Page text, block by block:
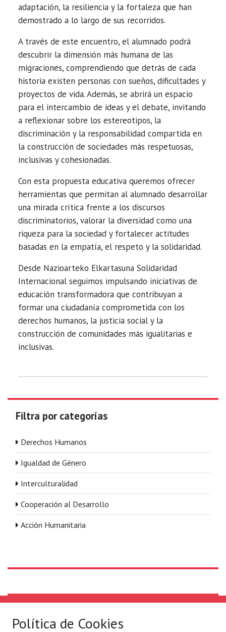
adaptación, la resiliencia y la fortaleza que han
demostrado a lo largo de sus recorridos.
A través de este encuentro, el alumnado podrá
descubrir la dimensión más humana de las
migraciones, comprendiendo que detrás de cada
historia existen personas con sueños, dificultades y
proyectos de vida. Además, se abrirá un espacio
para el intercambio de ideas y el debate, invitando
a reflexionar sobre los estereotipos, la
discriminación y la responsabilidad compartida en
la construcción de sociedades más respetuosas,
inclusivas y cohesionadas.
Con esta propuesta educativa queremos ofrecer
herramientas que permitan al alumnado desarrollar
una mirada crítica frente a los discursos
discriminatorios, valorar la diversidad como una
riqueza para la sociedad y fortalecer actitudes
basadas en la empatía, el respeto y la solidaridad.
Desde Nazioarteko Elkartasuna Solidaridad
Internacional seguimos impulsando iniciativas de
educación transformadora que contribuyan a
formar una ciudadanía comprometida con los
derechos humanos, la justicia social y la
construcción de comunidades más igualitarias e
inclusivas.
Filtra por categorías
Derechos Humanos
Igualdad de Género
Interculturalidad
Cooperación al Desarrollo
Acción Humanitaria
Quiénes somos Por ejes de acción
Política de Cookies